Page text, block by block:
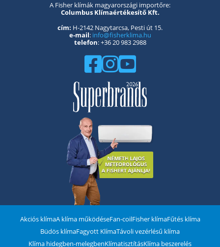
A Fisher klímák magyarországi importőre:
Columbus Klímaértékesítő Kft.
cím: H-2142 Nagytarcsa, Pesti út 15.
e-mail: info@fisherklima.hu
telefon: +36 20 983 2988
Akciós klímaA klíma működéseFan-coilFisher klímaFűtés klíma
Büdös klímaFagyott KlímaTávoli vezérlésű klíma
Klíma hidegben-melegbenKlímatisztításKlíma beszerelés